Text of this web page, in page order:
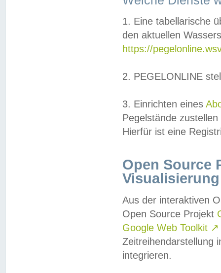
1. Eine tabellarische
den aktuellen
https://
2. PEGELONLINE
3. Einrichten eines
Pegelstände
Hierfür ist eine
Open Source
Visualisierung
Aus der interaktiven
Open Source Projekt
Google Web Toolkit ↗
Zeitreihendarstellung
integrieren.